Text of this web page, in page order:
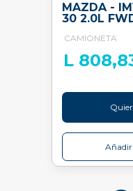
MAZDA -
30 2.0L
CAMIONETA
L